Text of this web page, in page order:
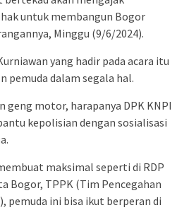
untuk membangun Bogor
Minggu (9/6/2024).
yang hadir pada acara itu
pemuda dalam segala hal.
geng motor, harapanya DPK KNPI
kepolisian dengan sosialisasi
maksimal seperti di RDP
Bogor, TPPK (Tim Pencegahan
pemuda ini bisa ikut berperan di